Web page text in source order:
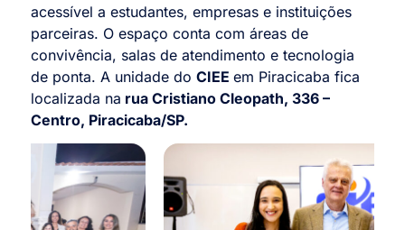
acessível a estudantes, empresas e instituições
parceiras. O espaço conta com áreas de
convivência, salas de atendimento e tecnologia
de ponta. A unidade do CIEE em Piracicaba fica
localizada na rua Cristiano Cleopath, 336 –
Centro, Piracicaba/SP.